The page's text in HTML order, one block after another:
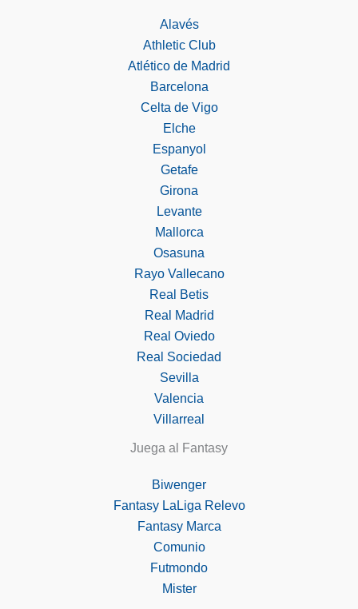
Alavés
Athletic Club
Atlético de Madrid
Barcelona
Celta de Vigo
Elche
Espanyol
Getafe
Girona
Levante
Mallorca
Osasuna
Rayo Vallecano
Real Betis
Real Madrid
Real Oviedo
Real Sociedad
Sevilla
Valencia
Villarreal
Juega al Fantasy
Biwenger
Fantasy LaLiga Relevo
Fantasy Marca
Comunio
Futmondo
Mister